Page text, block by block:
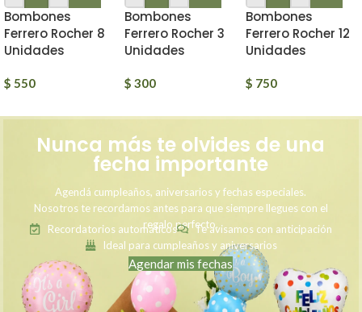
Bombones
Ferrero Rocher 8
Unidades
$ 550
Bombones
Ferrero Rocher 3
Unidades
$ 300
Bombones
Ferrero Rocher 12
Unidades
$ 750
Nunca más te olvides de una
fecha importante
Agendá cumpleaños, aniversarios y fechas especiales.
Nosotros te recordamos antes para que siempre llegues con el
regalo perfecto.
Recordatorios automáticos
Te avisamos con anticipación
Ideal para cumpleaños y aniversarios
Agendar mis fechas